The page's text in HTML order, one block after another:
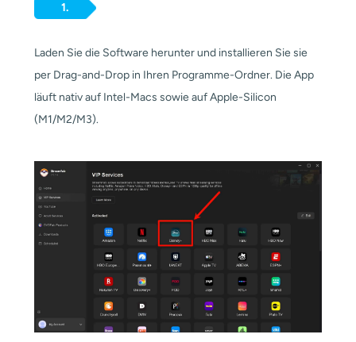
1.
Laden Sie die Software herunter und installieren Sie sie
per Drag-and-Drop in Ihren Programme-Ordner. Die App
läuft nativ auf Intel-Macs sowie auf Apple-Silicon
(M1/M2/M3).